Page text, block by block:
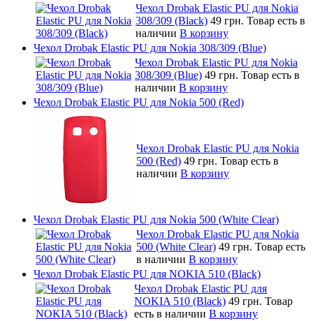
Чехол Drobak Elastic PU для Nokia
308/309 (Black) 49 грн. Товар есть в
наличии В корзину
Чехол Drobak Elastic PU для Nokia 308/309 (Blue)
Чехол Drobak Elastic PU для Nokia
308/309 (Blue) 49 грн. Товар есть в
наличии В корзину
Чехол Drobak Elastic PU для Nokia 500 (Red)
Чехол Drobak Elastic PU для Nokia
500 (Red) 49 грн. Товар есть в
наличии В корзину
Чехол Drobak Elastic PU для Nokia 500 (White Clear)
Чехол Drobak Elastic PU для Nokia
500 (White Clear) 49 грн. Товар есть
в наличии В корзину
Чехол Drobak Elastic PU для NOKIA 510 (Black)
Чехол Drobak Elastic PU для
NOKIA 510 (Black) 49 грн. Товар
есть в наличии В корзину